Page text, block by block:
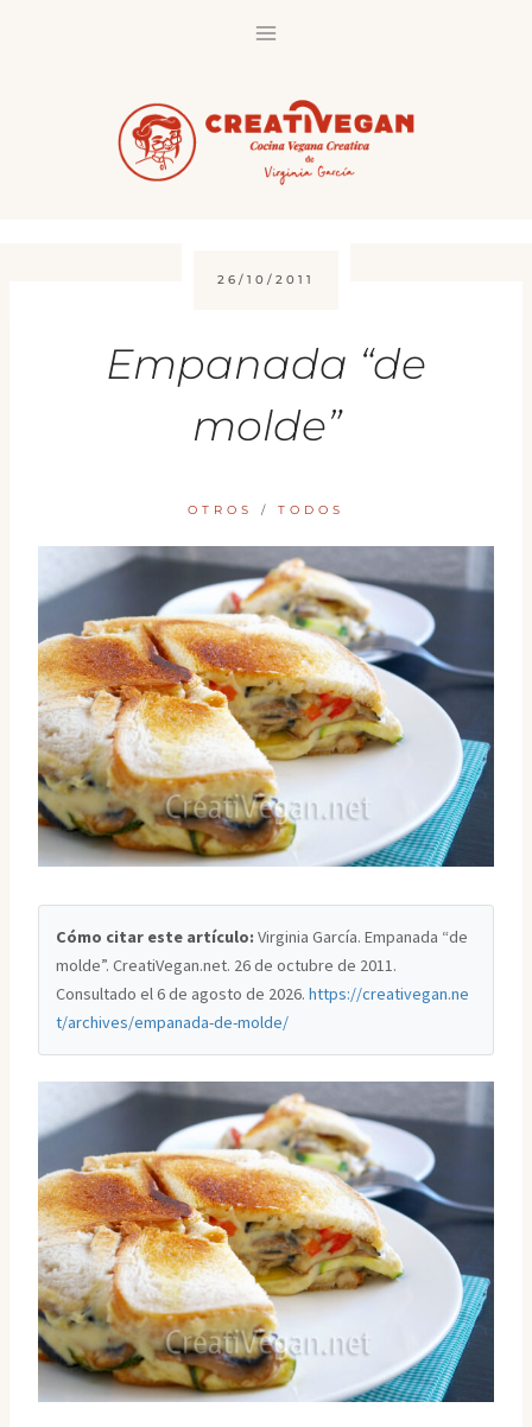
26/10/2011
Empanada “de
molde”
OTROS / TODOS
Cómo citar este artículo: Virginia García. Empanada “de
molde”. CreatiVegan.net. 26 de octubre de 2011.
Consultado el6 de agosto de 2026.https://creativegan.ne
t/archives/empanada-de-molde/